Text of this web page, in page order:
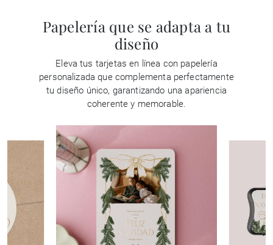
Papelería que se adapta a tu
diseño
Eleva tus tarjetas en línea con papelería
personalizada que complementa perfectamente
tu diseño único, garantizando una apariencia
coherente y memorable.